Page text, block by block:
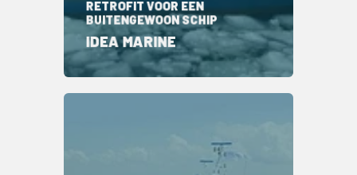
RETROFIT VOOR EEN
BUITENGEWOON SCHIP
IDEA MARINE